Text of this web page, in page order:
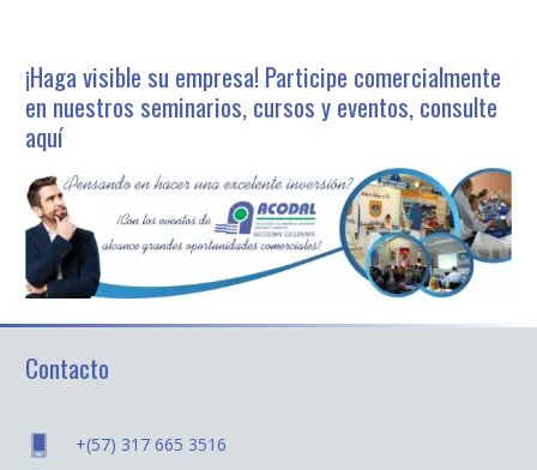
¡Haga visible su empresa! Participe comercialmente
en nuestros seminarios, cursos y eventos, consulte
aquí
Contacto
+(57) 317 665 3516